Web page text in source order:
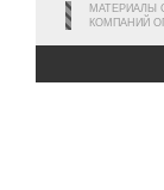
МАТЕРИАЛЫ
КОМПАНИЙ